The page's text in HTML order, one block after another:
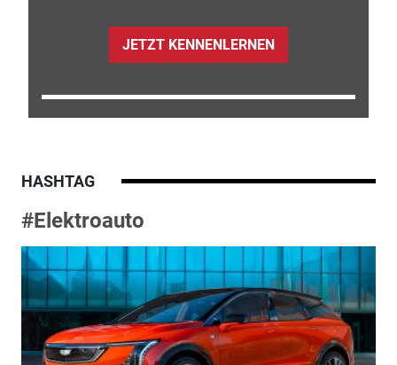
JETZT KENNENLERNEN
HASHTAG
#Elektroauto